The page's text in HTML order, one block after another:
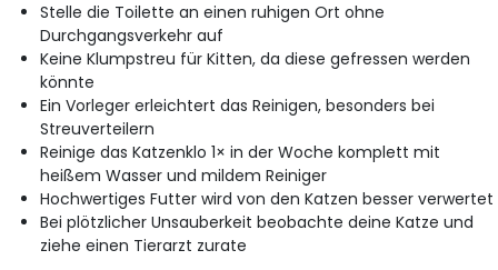
Stelle die Toilette an einen ruhigen Ort ohne
Durchgangsverkehr auf
Keine Klumpstreu für Kitten, da diese gefressen werden
könnte
Ein Vorleger erleichtert das Reinigen, besonders bei
Streuverteilern
Reinige das Katzenklo 1× in der Woche komplett mit
heißem Wasser und mildem Reiniger
Hochwertiges Futter wird von den Katzen besser verwertet
Bei plötzlicher Unsauberkeit beobachte deine Katze und
ziehe einen Tierarzt zurate